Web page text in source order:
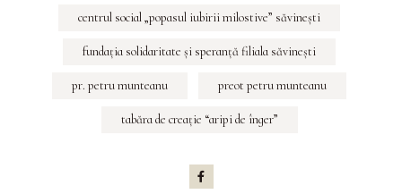
centrul social „popasul iubirii milostive” săvineşti
fundaţia solidaritate şi speranţă filiala săvineşti
pr. petru munteanu preot petru munteanu
tabăra de creaţie “aripi de înger”